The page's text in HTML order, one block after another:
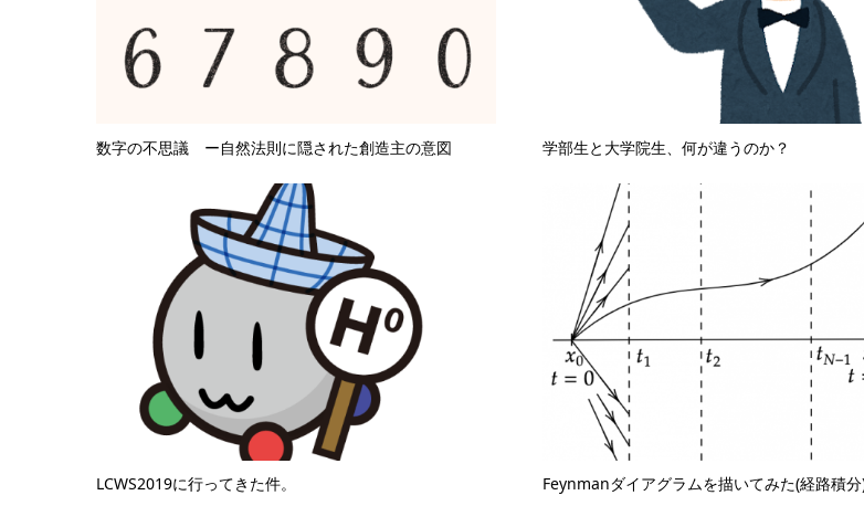
数字の不思議 ー自然法則に隠された創造主の意図 学部生と大学院生、何が違うのか？
LCWS2019に行ってきた件。 Feynmanダイアグラムを描いてみた(経路積分